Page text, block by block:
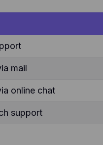
mail
online chat
support